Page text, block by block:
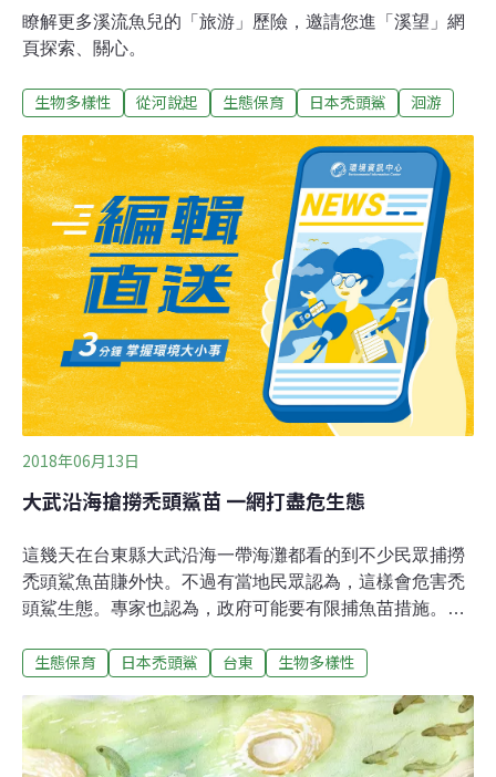
瞭解更多溪流魚兒的「旅游」歷險，邀請您進「溪望」網
頁探索、關心。
生物多樣性 從河說起 生態保育 日本禿頭鯊 洄游
2018年06月13日
大武沿海搶撈禿頭鯊苗 一網打盡危生態
這幾天在台東縣大武沿海一帶海灘都看的到不少民眾捕撈
禿頭鯊魚苗賺外快。不過有當地民眾認為，這樣會危害禿
頭鯊生態。專家也認為，政府可能要有限捕魚苗措施。日
年卻延到6月才看到魚苗，聞風而來的民眾，趕快加入捕
的捉法，會嚴重破壞生態，在網路上呼籲拒吃。專家也認
為，現在各種魚苗都愈來愈少，政府可能有必要採取限捕
的措施。大武鄉民謝藍保表示，「他們在捕撈的時候，是
生態保育 日本禿頭鯊 台東 生物多樣性